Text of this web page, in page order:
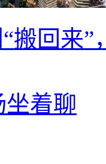
搬回来
着聊